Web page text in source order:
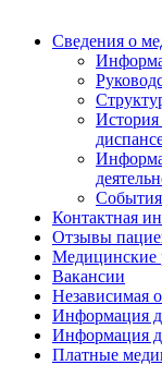
Сведения о
История
События
Контактная
Отзывы
Медицинские
Вакансии
Независимая
Информация
Информация
Платные